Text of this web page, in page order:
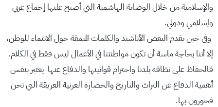
والإسلامية من خلال الوصاية الهاشمية التي أصبح عليها إجماع عربي
وإسلامي ودولي.
وفي حين يقدم البعض الأناشيد والكلمات المنمقة حول الانتماء للوطن،
إلا أننا بحاجة ماسة أن تكون مواطنتنا في الأعمال ليس فقط في الكلام.
فالحفاظ على نظافة بلدنا واحترام قوانينها والدفاع عنها يعتبر بنفس
أهمية الدفاع عن التراث والتاريخ والحضارة العربية العريقة التي نحن
فخورون بها.